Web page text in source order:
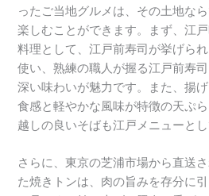
ったご当地グルメは、その土地な
楽しむことができます。まず、江
料理として、江戸前寿司が挙げら
使い、熟練の職人が握る江戸前寿
深い味わいが魅力です。また、揚
食感と軽やかな風味が特徴の天ぷ
越しの良いそばも江戸メニューと
さらに、東京の芝浦市場から直送
た焼きトンは、肉の旨みを存分に